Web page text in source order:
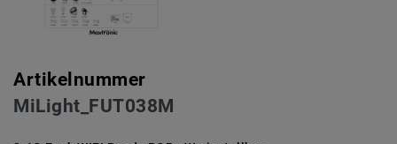
Artikelnummer
MiLight_FUT038M